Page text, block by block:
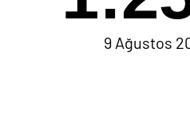
9 Ağustos